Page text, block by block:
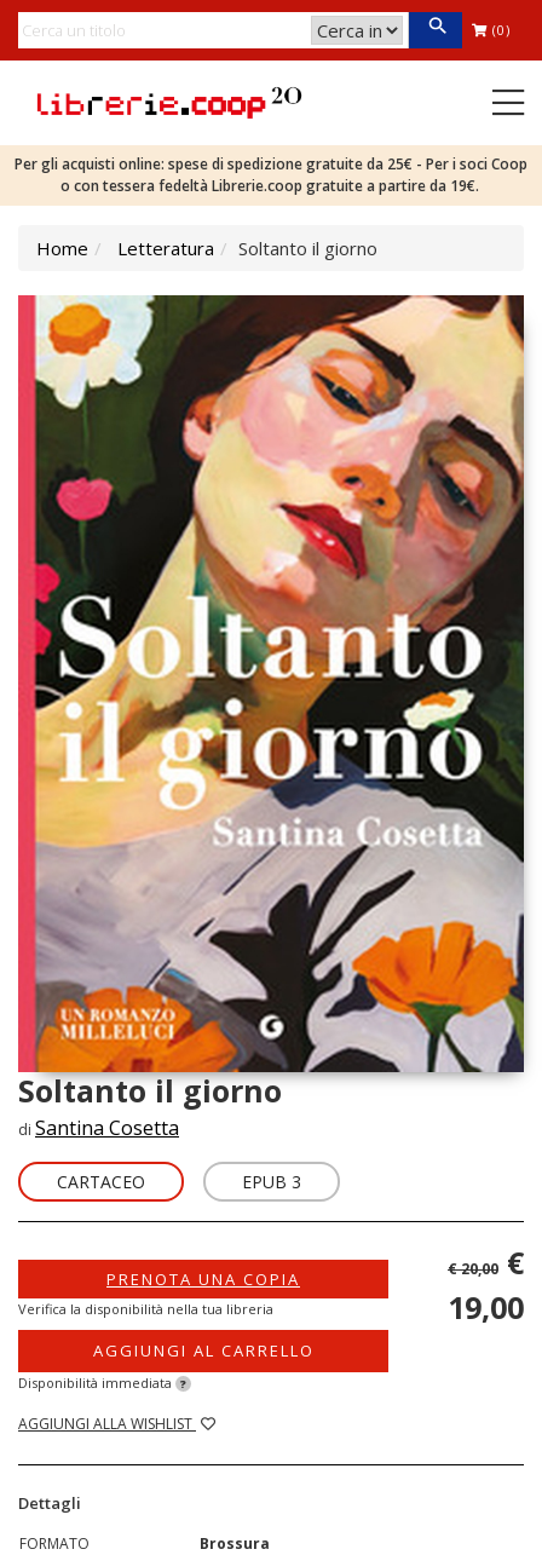
(0)
Per gli acquisti online: spese di spedizione gratuite da 25€ - Per i soci Coop
o con tessera fedeltà Librerie.coop gratuite a partire da 19€.
Home Letteratura Soltanto il giorno
Soltanto il giorno
di Santina Cosetta
CARTACEO EPUB 3
PRENOTA UNA COPIA
Verifica la disponibilità nella tua libreria
AGGIUNGI AL CARRELLO
Disponibilità immediata ?
AGGIUNGI ALLA WISHLIST
€ 20,00 €
19,00
Dettagli
FORMATO
Brossura